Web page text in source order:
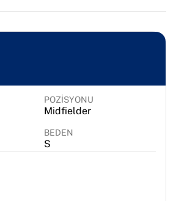
POZISYONU
Midfielder
BEDEN
S